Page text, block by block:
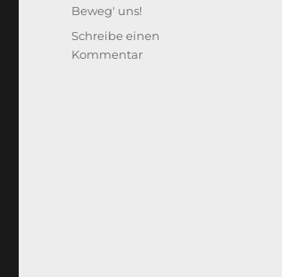
Kategorien
Beweg' uns!
Schreibe einen
Kommentarzu